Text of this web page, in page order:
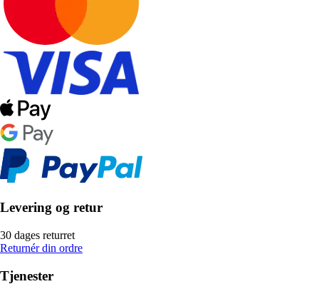
Levering og retur
30 dages returret
Returnér din ordre
Tjenester